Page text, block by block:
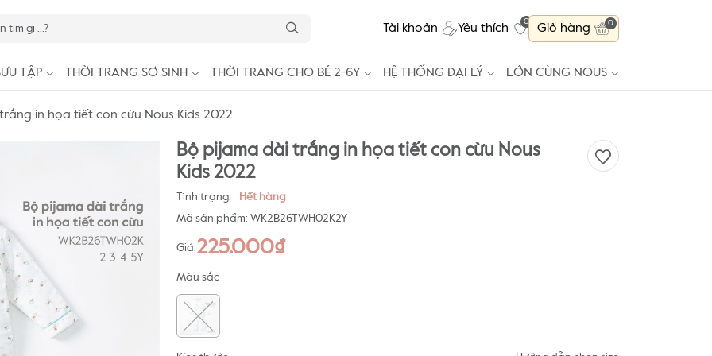
Tài khoản Yêu thích
0
Giỏ hàng 0
TẬP THỜI TRANG SƠ SINH THỜI TRANG CHO BÉ 2-6Y HỆ THỐNG ĐẠI LÝ LỚN CÙNG NOUS
in họa tiết con cừu Nous Kids 2022
Bộ pijama dài trắng in họa tiết con cừu Nous
Kids 2022
Tình trạng:
Hết hàng
Mã sản phẩm: WK2B26TWH02K2Y
Giá:225.000₫
Màu sắc